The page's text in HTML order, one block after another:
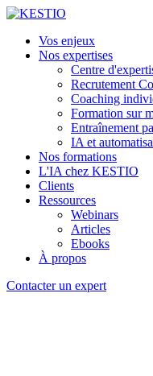
Vos enjeux
Nos expertises
Centre
Recrutement
Coaching
Formation sur
Entraînement
IA et
Nos formations
L'IA chez KESTIO
Clients
Ressources
Webinars
Articles
Ebooks
À propos
Contacter un expert